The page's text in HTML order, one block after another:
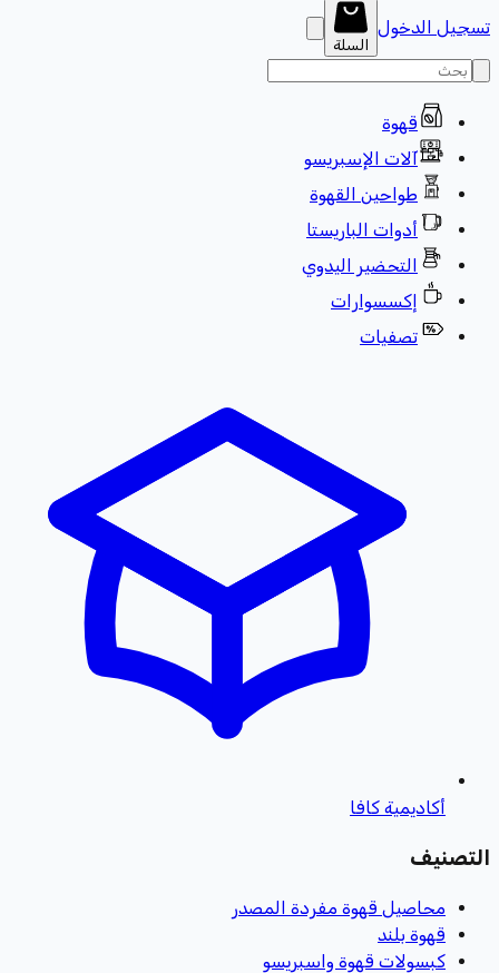
تسجيل الدخول
السلة
قهوة
آلات الإسبريسو
طواحين القهوة
أدوات الباريستا
التحضير اليدوي
إكسسوارات
تصفيات
أكاديمية كافا
التصنيف
محاصيل قهوة مفردة المصدر
قهوة بلند
كبسولات قهوة واسبريسو